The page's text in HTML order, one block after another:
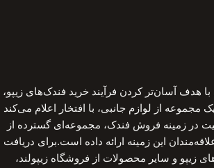
با هدف آسان‌تر کردن فرآیند خرید فندک‌های زیپو،
مجموعه از لوازم جانبی، با افتخار اعلام می‌کند
سال فعالیت در زمینه فروش فندک، مجموعه‌ای گسترده از
این زمینه ارائه داده است.برای دریافت
زیپو و سایر محصولات از فروشگاه زیپولند،